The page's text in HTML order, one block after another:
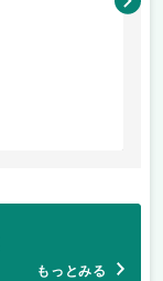
新
もっとみる